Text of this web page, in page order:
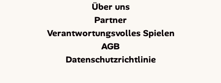
Über uns
Partner
Verantwortungsvolles Spielen
AGB
Datenschutzrichtlinie